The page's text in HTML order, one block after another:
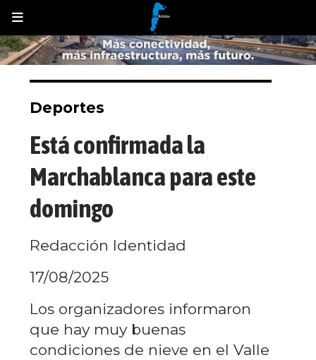
Está confirmada la
Marchablanca para este
domingo
Los organizadores informaron
que hay muy buenas
condiciones de nieve en el Valle
Deportes
17/08/2025
Redacción Identidad